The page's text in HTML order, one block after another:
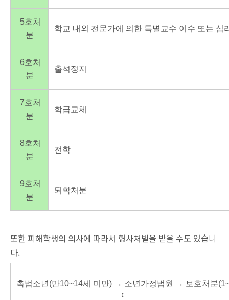
5호처
분
학교 내외 전문가에 의한 특별교수 이수 또는 심
6호처
분
출석정지
7호처
분
학급교체
8호처
분
전학
9호처
분
퇴학처분
또한 피해학생의 의사에 따라서 형사처벌을 받을 수도 있습니
다.
촉법소년(만10~14세 미만) → 소년가정법원 → 보호처분
↕